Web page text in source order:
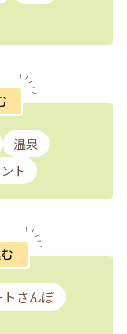
温泉
ト
トさんぽ